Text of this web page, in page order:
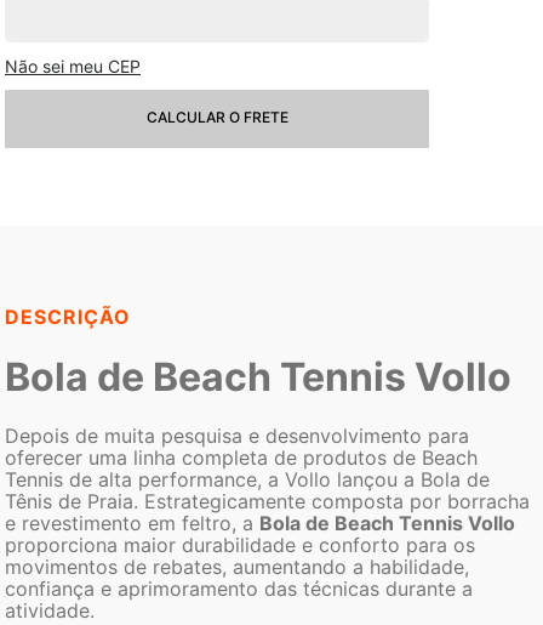
Não sei meu CEP
CALCULAR O FRETE
DESCRIÇÃO
Bola de Beach Tennis Vollo
Depois de muita pesquisa e desenvolvimento para
oferecer uma linha completa de produtos de Beach
Tennis de alta performance, a Vollo lançou a Bola de
Tênis de Praia. Estrategicamente composta por borracha
e revestimento em feltro, a Bola de Beach Tennis Vollo
proporciona maior durabilidade e conforto para os
movimentos de rebates, aumentando a habilidade,
confiança e aprimoramento das técnicas durante a
atividade.